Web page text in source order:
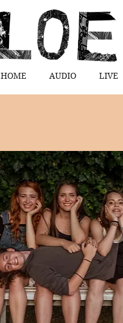
HOME AUDIO LIVE